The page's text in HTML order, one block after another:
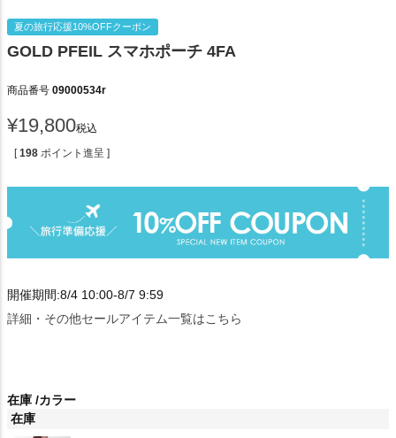
夏の旅行応援10%OFFクーポン
GOLD PFEIL スマホポーチ 4FA
商品番号 09000534r
¥19,800税込
[ 198 ポイント進呈 ]
開催期間:8/4 10:00-8/7 9:59
詳細・その他セールアイテム一覧はこちら
在庫 カラー
在庫